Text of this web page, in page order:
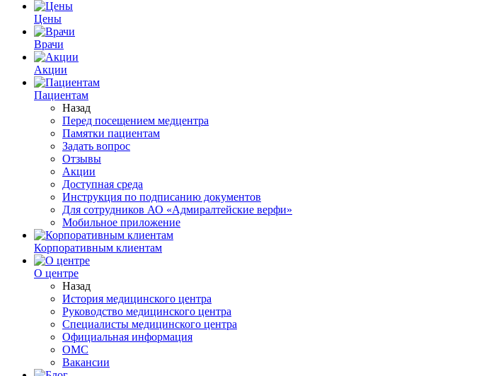
Цены
Врачи
Акции
Пациентам
Назад
Перед посещением медцентра
Памятки пациентам
Задать вопрос
Отзывы
Акции
Доступная среда
Инструкция по подписанию документов
Для сотрудников АО «Адмиралтейские верфи»
Мобильное приложение
Корпоративным клиентам
О центре
Назад
История медицинского центра
Руководство медицинского центра
Специалисты медицинского центра
Официальная информация
ОМС
Вакансии